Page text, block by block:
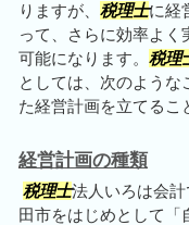
りますが、 税理士に経
って、さらに効率よ
可能になります。 税理
としては、次のような
た経営計画を立てるこ
経営計画の種類
税理士法人いろは会計
田市をはじめとして「